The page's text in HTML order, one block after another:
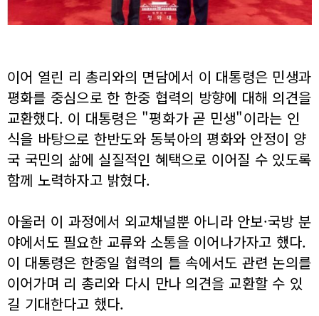
이어 열린 리 총리와의 면담에서 이 대통령은 민생과
평화를 중심으로 한 한중 협력의 방향에 대해 의견을
교환했다. 이 대통령은 "평화가 곧 민생"이라는 인
식을 바탕으로 한반도와 동북아의 평화와 안정이 양
국 국민의 삶에 실질적인 혜택으로 이어질 수 있도록
함께 노력하자고 밝혔다.
아울러 이 과정에서 외교채널뿐 아니라 안보·국방 분
야에서도 필요한 교류와 소통을 이어나가자고 했다.
이 대통령은 한중일 협력의 틀 속에서도 관련 논의를
이어가며 리 총리와 다시 만나 의견을 교환할 수 있
길 기대한다고 했다.